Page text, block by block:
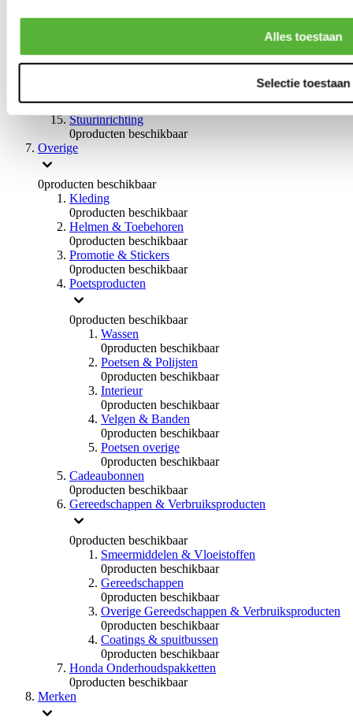
Alles toestaan
Selectie toestaan
0producten beschikbaar
Remmen overige
0producten beschikbaar
Stuurinrichting
0producten beschikbaar
Overige
0producten beschikbaar
Kleding
0producten beschikbaar
Helmen & Toebehoren
0producten beschikbaar
Promotie & Stickers
0producten beschikbaar
Poetsproducten
0producten beschikbaar
Wassen
0producten beschikbaar
Poetsen & Polijsten
0producten beschikbaar
Interieur
0producten beschikbaar
Velgen & Banden
0producten beschikbaar
Poetsen overige
0producten beschikbaar
Cadeaubonnen
0producten beschikbaar
Gereedschappen & Verbruiksproducten
0producten beschikbaar
Smeermiddelen & Vloeistoffen
0producten beschikbaar
Gereedschappen
0producten beschikbaar
Overige Gereedschappen & Verbruiksproducten
0producten beschikbaar
Coatings & spuitbussen
0producten beschikbaar
Honda Onderhoudspakketten
0producten beschikbaar
Merken